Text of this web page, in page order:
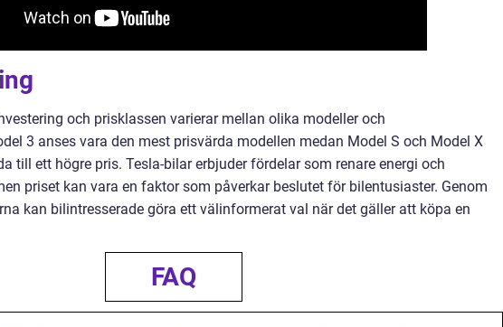
och prisklassen varierar mellan olika modeller och
3 anses vara den mest prisvärda modellen medan Model S och Model X
till ett högre pris. Tesla-bilar erbjuder fördelar som renare energi och
priset kan vara en faktor som påverkar beslutet för bilentusiaster. Genom
kan bilintresserade göra ett välinformerat val när det gäller att köpa en
FAQ